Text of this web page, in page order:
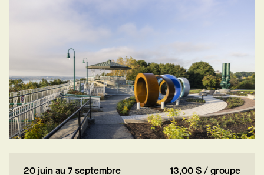
20 juin au 7 septembre 13,00 $ / groupe